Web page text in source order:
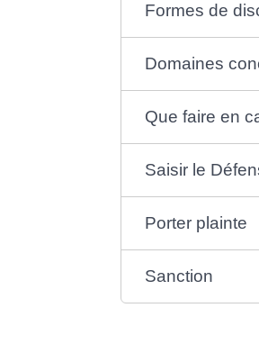
Formes de
Domaines
Que faire en
Saisir le
Porter plainte
Sanction